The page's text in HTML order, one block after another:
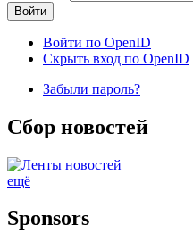
Войти по OpenID
Скрыть вход по OpenID
Забыли пароль?
Сбор новостей
ещё
Sponsors